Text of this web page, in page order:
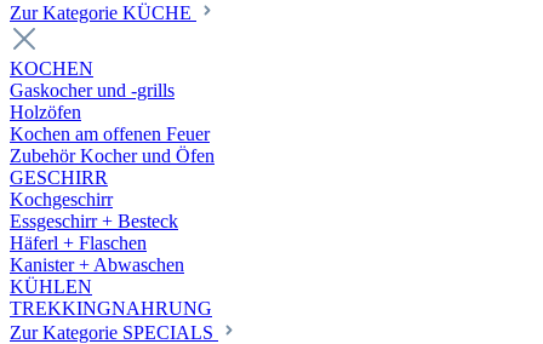
Zur Kategorie KÜCHE
KOCHEN
Gaskocher und -grills
Holzöfen
Kochen am offenen Feuer
Zubehör Kocher und Öfen
GESCHIRR
Kochgeschirr
Essgeschirr + Besteck
Häferl + Flaschen
Kanister + Abwaschen
KÜHLEN
TREKKINGNAHRUNG
Zur Kategorie SPECIALS